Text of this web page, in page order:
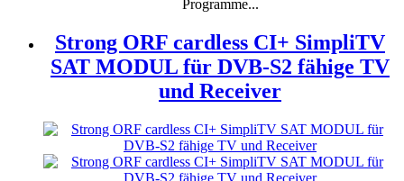
Programme...
Strong ORF cardless CI+ SimpliTV
SAT MODUL für DVB-S2 fähige TV
und Receiver